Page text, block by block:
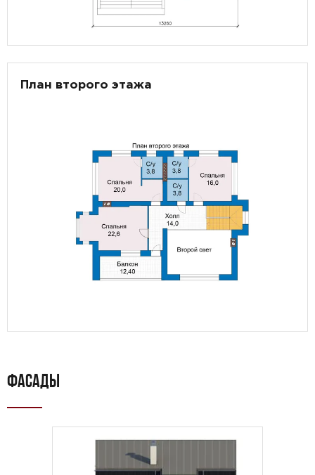
План второго этажа
ФАСАДЫ